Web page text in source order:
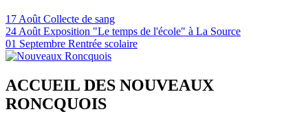
17AoûtCollecte de sang
24AoûtExposition "Le temps de l'école" à La Source
01 Septembre Rentrée scolaire
ACCUEIL DES NOUVEAUX
RONCQUOIS